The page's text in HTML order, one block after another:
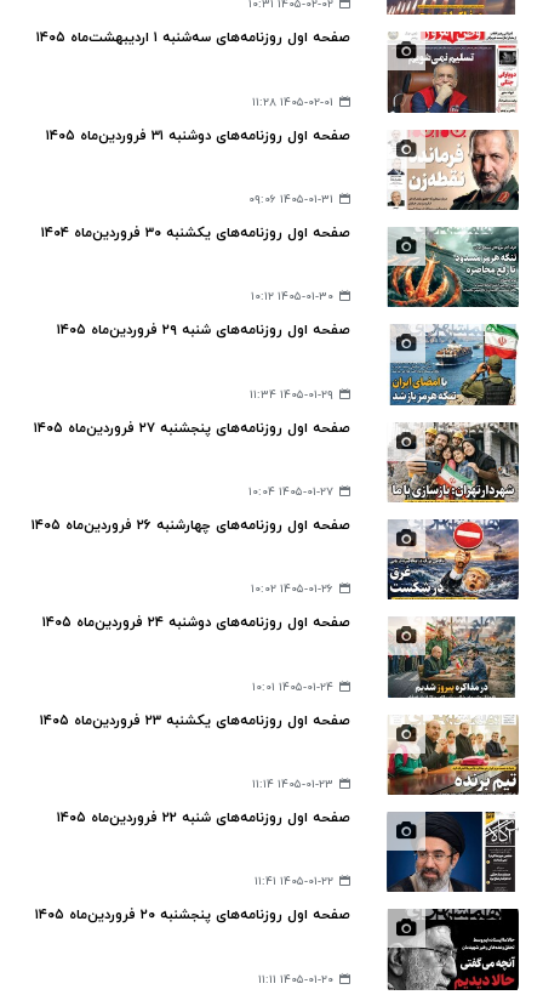
۱۴۰۵-۰۲-۰۲ ۱۰:۳۱
صفحه اول روزنامه‌های سه‌شنبه ۱ اردیبهشت‌ماه ۱۴۰۵
۱۴۰۵-۰۲-۰۱ ۱۱:۲۸
صفحه اول روزنامه‌های دوشنبه ۳۱ فروردین‌ماه ۱۴۰۵
۱۴۰۵-۰۱-۳۱ ۰۹:۰۶
صفحه اول روزنامه‌های یکشنبه ۳۰ فروردین‌ماه ۱۴۰۴
۱۴۰۵-۰۱-۳۰ ۱۰:۱۲
صفحه اول روزنامه‌های شنبه ۲۹ فروردین‌ماه ۱۴۰۵
۱۴۰۵-۰۱-۲۹ ۱۱:۳۴
صفحه اول روزنامه‌های پنجشنبه ۲۷ فروردین‌ماه ۱۴۰۵
۱۴۰۵-۰۱-۲۷ ۱۰:۰۴
صفحه اول روزنامه‌های چهارشنبه ۲۶ فروردین‌ماه ۱۴۰۵
۱۴۰۵-۰۱-۲۶ ۱۰:۰۲
صفحه اول روزنامه‌های دوشنبه ۲۴ فروردین‌ماه ۱۴۰۵
۱۴۰۵-۰۱-۲۴ ۱۰:۰۱
صفحه اول روزنامه‌های یکشنبه ۲۳ فروردین‌ماه ۱۴۰۵
۱۴۰۵-۰۱-۲۳ ۱۱:۱۴
صفحه اول روزنامه‌های شنبه ۲۲ فروردین‌ماه ۱۴۰۵
۱۴۰۵-۰۱-۲۲ ۱۱:۴۱
صفحه اول روزنامه‌های پنجشنبه ۲۰ فروردین‌ماه ۱۴۰۵
۱۴۰۵-۰۱-۲۰ ۱۱:۱۱